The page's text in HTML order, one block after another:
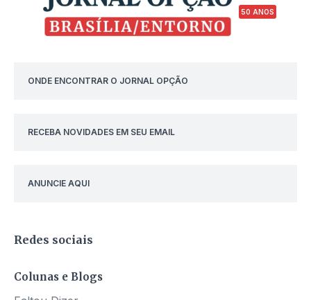
50 ANOS
ONDE ENCONTRAR O JORNAL OPÇÃO
RECEBA NOVIDADES EM SEU EMAIL
ANUNCIE AQUI
Redes sociais
Colunas e Blogs